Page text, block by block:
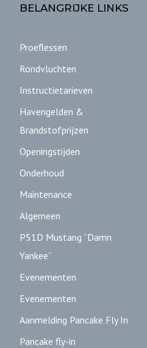
BELANGRIJKE LINKS
Proeflessen
Rondvluchten
Instructietarieven
Havengelden &
Brandstofprijzen
Openingstijden
Onderhoud
Maintenance
Algemeen
P51D Mustang “Damn
Yankee”
Evenementen
Evenementen
Aanmelding Pancake Fly In
Pancake fly-in